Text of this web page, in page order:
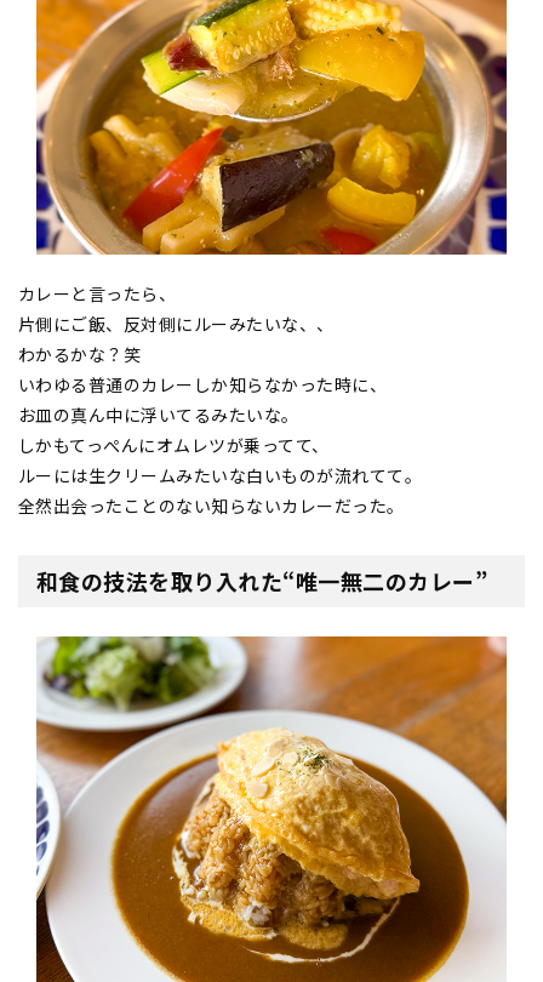
カレーと言ったら、
片側にご飯、反対側にルーみたいな、、
わかるかな？笑
いわゆる普通のカレーしか知らなかった時に、
お皿の真ん中に浮いてるみたいな。
しかもてっぺんにオムレツが乗ってて、
ルーには生クリームみたいな白いものが流れてて。
全然出会ったことのない知らないカレーだった。
和食の技法を取り入れた“唯一無二のカレー”